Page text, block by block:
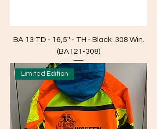
BA 13 TD - 16,5'' - TH - Black .308 Win.
(BA121-308)
Limited Edition